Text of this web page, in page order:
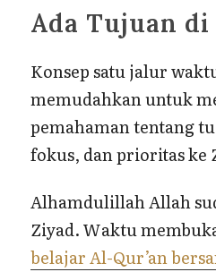
Ada Tujuan di
Konsep satu jalur
memudahkan untuk
pemahaman tentang
fokus, dan prioritas ke
Alhamdulillah Allah
Ziyad. Waktu
belajar Al-Qur’an